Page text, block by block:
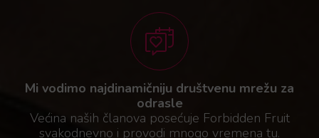
Mi vodimo najdinamičniju društvenu mrežu za
odrasle
Većina naših članova posećuje Forbidden Fruit
svakodnevno i provodi mnogo vremena tu.